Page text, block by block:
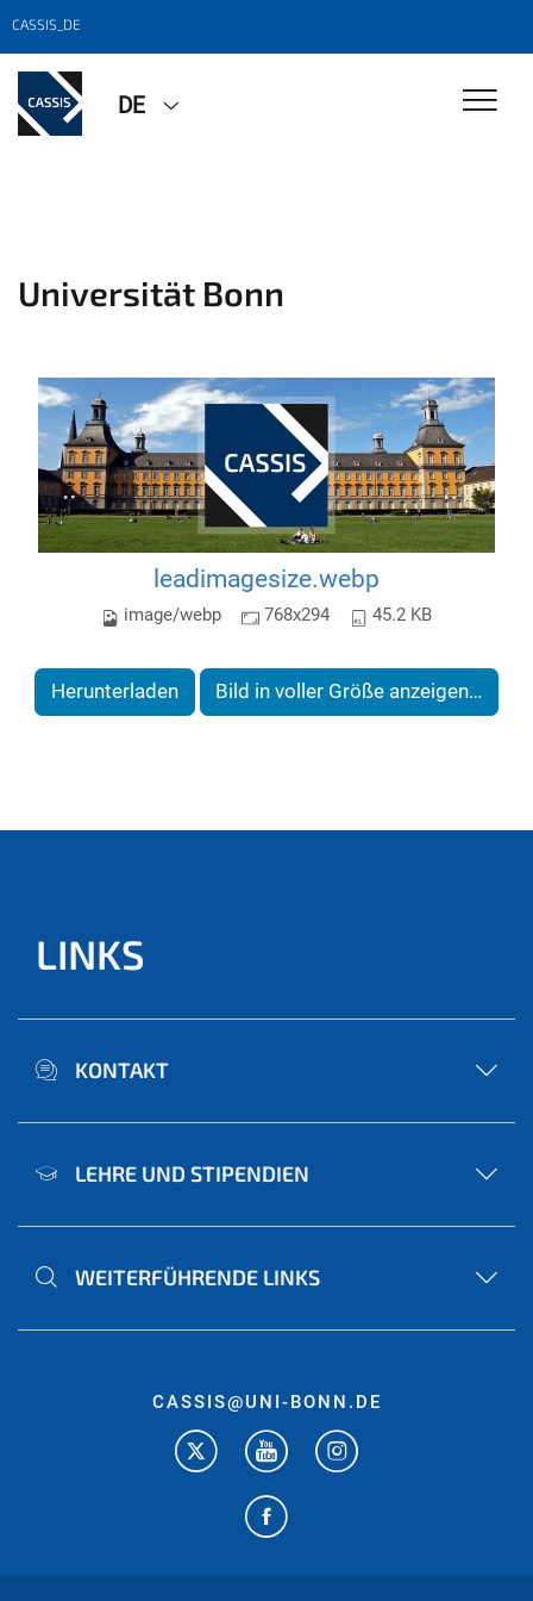
CASSIS_DE
DE
Universität Bonn
leadimagesize.webp
image/webp 768x294 45.2 KB
Herunterladen Bild in voller Größe anzeigen…
LINKS
KONTAKT
LEHRE UND STIPENDIEN
WEITERFÜHRENDE LINKS
CASSIS@UNI-BONN.DE